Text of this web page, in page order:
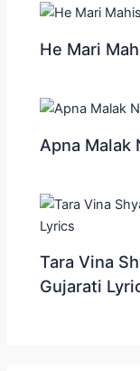
He Mari
Apna Malak
Tara Vina
Gujarati